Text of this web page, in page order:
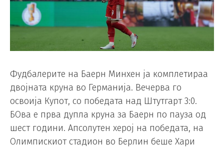
Фудбалерите на Баерн Минхен ја комплетираа
двојната круна во Германија. Вечерва го
освоија Купот, со победата над Штутгарт 3:0.
БОва е прва дупла круна за Баерн по пауза од
шест години. Апсолутен херој на победата, на
Олимпискиот стадион во Берлин беше Хари